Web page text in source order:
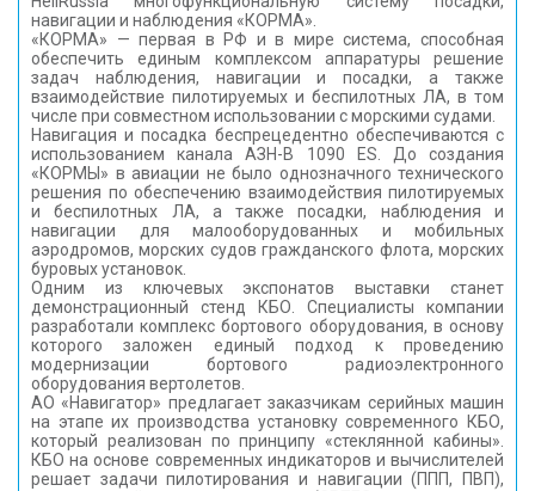
навигации и наблюдения «КОРМА».
«КОРМА» — первая в РФ и в мире система, способная
обеспечить единым комплексом аппаратуры решение
задач наблюдения, навигации и посадки, а также
взаимодействие пилотируемых и беспилотных ЛА, в том
числе при совместном использовании с морскими судами.
Навигация и посадка беспрецедентно обеспечиваются с
использованием канала АЗН-В 1090 ES. До создания
«КОРМЫ» в авиации не было однозначного технического
решения по обеспечению взаимодействия пилотируемых
и беспилотных ЛА, а также посадки, наблюдения и
навигации для малооборудованных и мобильных
аэродромов, морских судов гражданского флота, морских
буровых установок.
Одним из ключевых экспонатов выставки станет
демонстрационный стенд КБО. Специалисты компании
разработали комплекс бортового оборудования, в основу
которого заложен единый подход к проведению
модернизации бортового радиоэлектронного
оборудования вертолетов.
АО «Навигатор» предлагает заказчикам серийных машин
на этапе их производства установку современного КБО,
который реализован по принципу «стеклянной кабины».
КБО на основе современных индикаторов и вычислителей
решает задачи пилотирования и навигации (ППП, ПВП),